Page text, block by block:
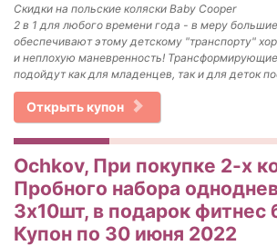
Скидки на польские коляски Baby Cooper
2 в 1 для любого времени года - в меру
обеспечивают этому детскому "транспорту"
и неплохую маневренность!
подойдут как для младенцев, так и для деток
Открыть купон
Ochkov, При покупке 2-х
Пробного набора
3х10шт, в подарок фитнес
Купон по 30 июня 2022